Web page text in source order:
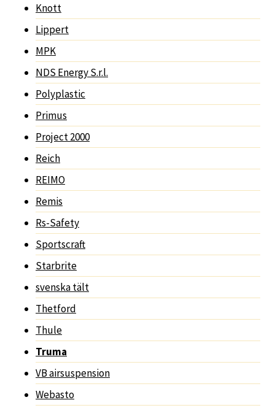
Knott
Lippert
MPK
NDS Energy S.r.l.
Polyplastic
Primus
Project 2000
Reich
REIMO
Remis
Rs-Safety
Sportscraft
Starbrite
svenska tält
Thetford
Thule
Truma
VB airsuspension
Webasto